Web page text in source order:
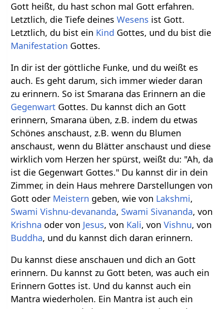
Gott heißt, du hast schon mal Gott erfahren.
Letztlich, die Tiefe deinesWesens ist Gott.
Letztlich, du bist ein Kind Gottes, und du bist die
Manifestation Gottes.
In dir ist der göttliche Funke, und du weißt es
auch. Es geht darum, sich immer wieder daran
zu erinnern. So ist Smarana das Erinnern an die
Gegenwart Gottes. Du kannst dich an Gott
erinnern, Smarana üben, z.B. indem du etwas
Schönes anschaust, z.B. wenn du Blumen
anschaust, wenn du Blätter anschaust und diese
wirklich vom Herzen her spürst, weißt du: "Ah, da
ist die Gegenwart Gottes." Du kannst dir in dein
Zimmer, in dein Haus mehrere Darstellungen von
Gott oder Meistern geben, wie von Lakshmi,
Swami Vishnu-devananda, Swami Sivananda, von
Krishna oder von Jesus, von Kali, vonVishnu, von
Buddha, und du kannst dich daran erinnern.
Du kannst diese anschauen und dich an Gott
erinnern. Du kannst zu Gott beten, was auch ein
Erinnern Gottes ist. Und du kannst auch ein
Mantra wiederholen. Ein Mantra ist auch ein